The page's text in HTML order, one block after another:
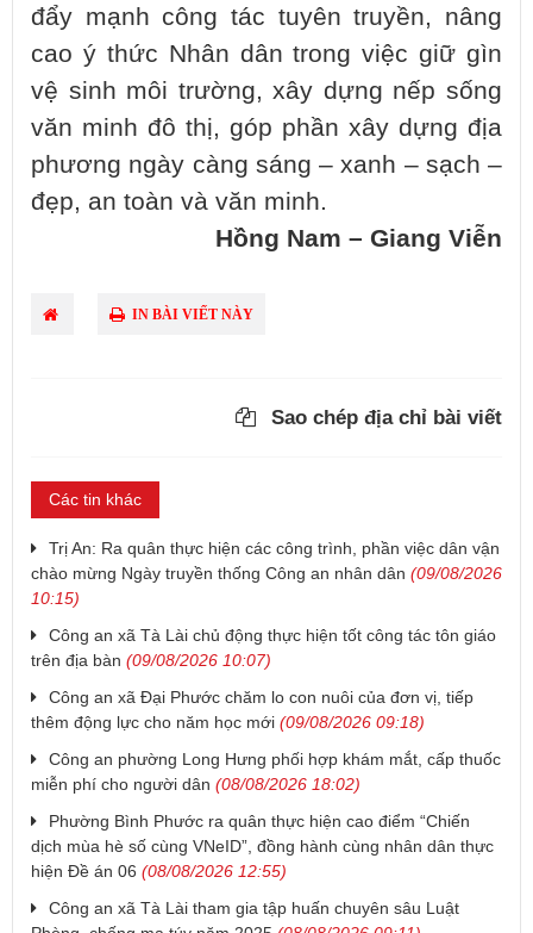
đẩy mạnh công tác tuyên truyền, nâng
cao ý thức Nhân dân trong việc giữ gìn
vệ sinh môi trường, xây dựng nếp sống
văn minh đô thị, góp phần xây dựng địa
phương ngày càng sáng – xanh – sạch –
đẹp, an toàn và văn minh.
Hồng Nam – Giang Viễn
IN BÀI VIẾT NÀY
Sao chép địa chỉ bài viết
Các tin khác
Trị An: Ra quân thực hiện các công trình, phần việc dân vận
chào mừng Ngày truyền thống Công an nhân dân (09/08/2026
10:15)
Công an xã Tà Lài chủ động thực hiện tốt công tác tôn giáo
trên địa bàn (09/08/2026 10:07)
Công an xã Đại Phước chăm lo con nuôi của đơn vị, tiếp
thêm động lực cho năm học mới (09/08/2026 09:18)
Công an phường Long Hưng phối hợp khám mắt, cấp thuốc
miễn phí cho người dân (08/08/2026 18:02)
Phường Bình Phước ra quân thực hiện cao điểm “Chiến
dịch mùa hè số cùng VNeID”, đồng hành cùng nhân dân thực
hiện Đề án 06 (08/08/2026 12:55)
Công an xã Tà Lài tham gia tập huấn chuyên sâu Luật